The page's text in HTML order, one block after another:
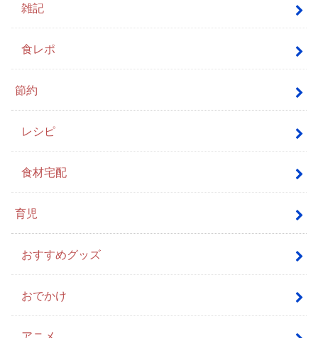
雑記
食レポ
節約
レシピ
食材宅配
育児
おすすめグッズ
おでかけ